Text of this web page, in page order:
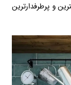
و پرطرفدارترین